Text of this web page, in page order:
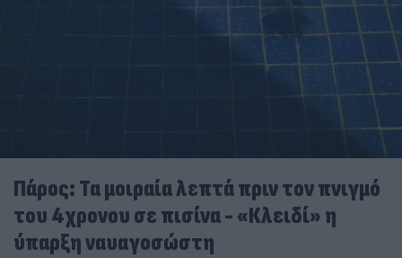
Πάρος: Τα μοιραία λεπτά πριν τον πνιγμό
του 4χρονου σε πισίνα - «Κλειδί» η
ύπαρξη ναυαγοσώστη